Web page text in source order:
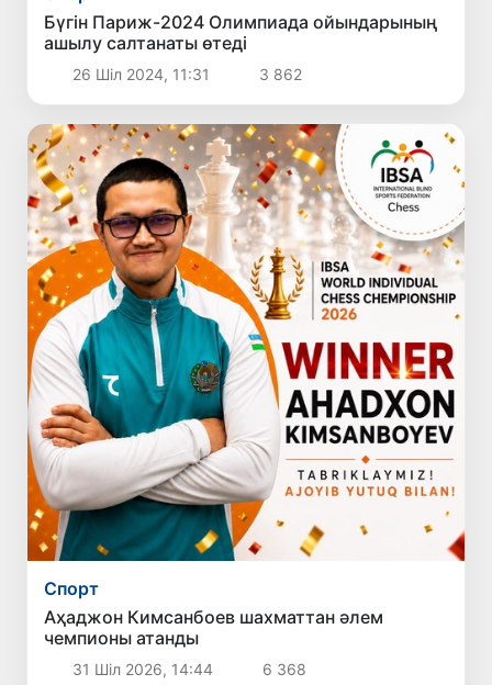
Бүгін Париж-2024 Олимпиада ойындарының
ашылу салтанаты өтеді
26 Шіл 2024, 11:31 3 862
Спорт
Аҳаджон Кимсанбоев шахматтан әлем
чемпионы атанды
31 Шіл 2026, 14:44 6 368